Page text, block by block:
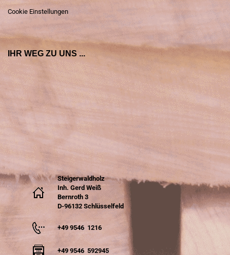
Cookie Einstellungen
IHR WEG ZU UNS ...
Steigerwaldholz
Inh. Gerd Weiß
Bernroth 3
D-96132 Schlüsselfeld
+49 9546 1216
+49 9546 592945